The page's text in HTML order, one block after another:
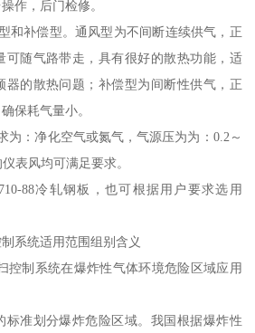
作，后门检修。
和补偿型。通风型为不间断连续供气，正
可随气路带走，具有很好的散热功能，适
器的散热问题；补偿型为间断性供气，正
保耗气量小。
为：净化空气或氮气，气源压为为：0.2～
表风均可满足要求。
88冷轧钢板，也可根据用户要求选用
系统适用范围组别含义
控制系统在爆炸性气体环境危险区域应用
标准划分爆炸危险区域。我国根据爆炸性